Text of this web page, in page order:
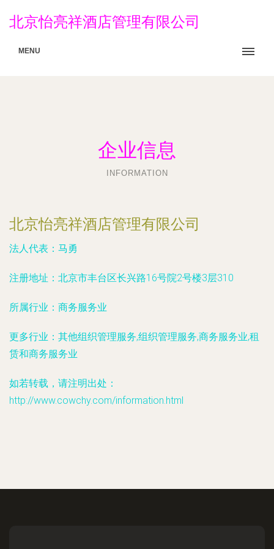
北京怡亮祥酒店管理有限公司
MENU
企业信息
INFORMATION
北京怡亮祥酒店管理有限公司
法人代表： 马勇
注册地址： 北京市丰台区长兴路16号院2号楼3层310
所属行业： 商务服务业
更多行业： 其他组织管理服务,组织管理服务,商务服务业,租
赁和商务服务业
如若转载，请注明出处：
http://www.cowchy.com/information.html